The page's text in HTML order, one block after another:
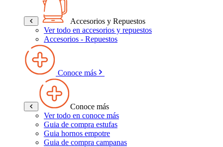
Accesorios y Repuestos
Ver todo en accesorios y repuestos
Accesorios - Repuestos
Conoce más
Conoce más
Ver todo en conoce más
Guia de compra estufas
Guia hornos empotre
Guia de compra campanas